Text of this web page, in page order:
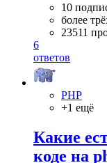
10
более
23511
6
ответов
PHP
+1 ещё
Какие
коде на